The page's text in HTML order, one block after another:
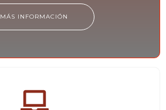
MÁS INFORMACIÓN